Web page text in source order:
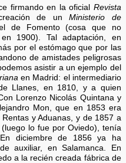
firmando en la oficial Revista
de unMinisterio de
de Fomento (cosa que no
1900). Tal adaptación, en
por el estómago que por las
de amistades peligrosas
asistir a un ejemplo del
en Madrid: el intermediario
Llanes, en 1810, y a quien
Lorenzo Nicolás Quintana y
Mon, que en 1853 era
y Aduanas, y de 1857 a
lo fue por Oviedo), tenía
diciembre de 1856 ya ha
auxiliar, en Salamanca. En
a la recién creada fábrica de